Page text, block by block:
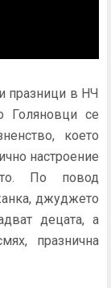
празници в НЧ
Голяновци се
което
настроение
По повод
джуджето
децата, а
празнична